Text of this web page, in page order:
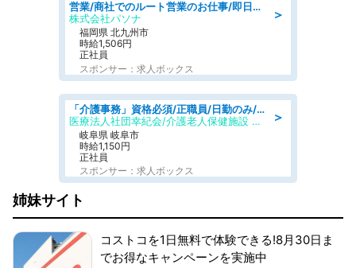
＞
営業/商社でのルート営業のお仕事/即日勤務可/車通勤可/営業
株式会社パソナ
福岡県 北九州市
時給1,506円
正社員
スポンサー：求人ボックス
＞
「介護事務」資格必須/正職員/日勤のみ/介護老人保健施設
医療法人社団幸紀会/介護老人保健施設 グリーンビラ安江
岐阜県 岐阜市
時給1,150円
正社員
スポンサー：求人ボックス
姉妹サイト
コストコを1日無料で体験できる!8月30日ま
でお得なキャンペーンを実施中